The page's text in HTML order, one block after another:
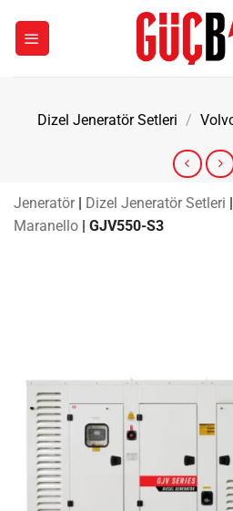
Dizel Jeneratör Setleri /
Jeneratör | Dizel Jeneratör Setleri |
Maranello | GJV550-S3